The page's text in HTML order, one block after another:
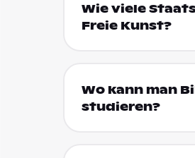
Wie viele
Freie Kunst?
Wo kann man
studieren?